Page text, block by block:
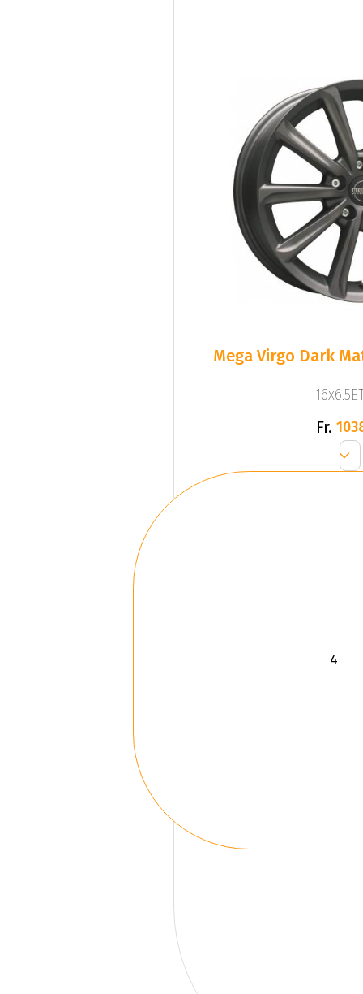
Mega Virgo Dark
Fr.